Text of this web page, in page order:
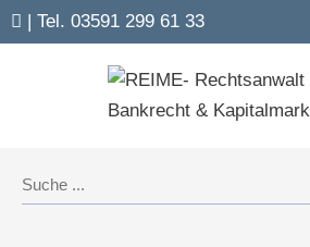
| Tel. 03591 299 61 33